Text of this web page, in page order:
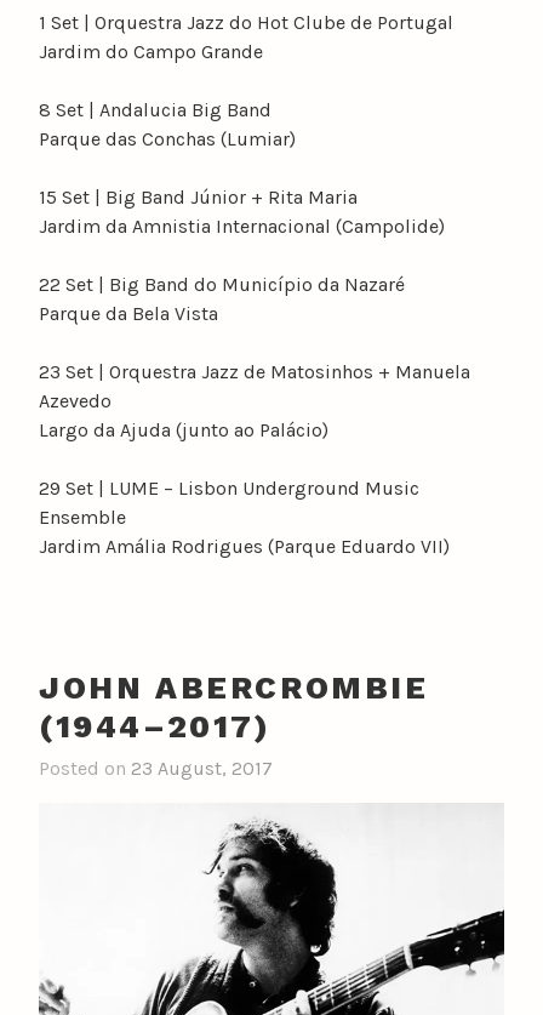
1 Set | Orquestra Jazz do Hot Clube de Portugal
Jardim do Campo Grande
8 Set | Andalucia Big Band
Parque das Conchas (Lumiar)
15 Set | Big Band Júnior + Rita Maria
Jardim da Amnistia Internacional (Campolide)
22 Set | Big Band do Município da Nazaré
Parque da Bela Vista
23 Set | Orquestra Jazz de Matosinhos + Manuela
Azevedo
Largo da Ajuda (junto ao Palácio)
29 Set | LUME – Lisbon Underground Music
Ensemble
Jardim Amália Rodrigues (Parque Eduardo VII)
JOHN ABERCROMBIE
(1944–2017)
Posted on 23 August, 2017